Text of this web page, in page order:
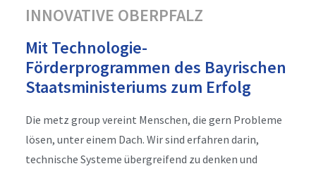
INNOVATIVE OBERPFALZ
Mit Technologie-
Förderprogrammen des Bayrischen
Staatsministeriums zum Erfolg
Die metz group vereint Menschen, die gern Probleme
lösen, unter einem Dach. Wir sind erfahren darin,
technische Systeme übergreifend zu denken und